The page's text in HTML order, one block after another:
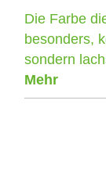
Die Farbe
besonders,
sondern
Mehr